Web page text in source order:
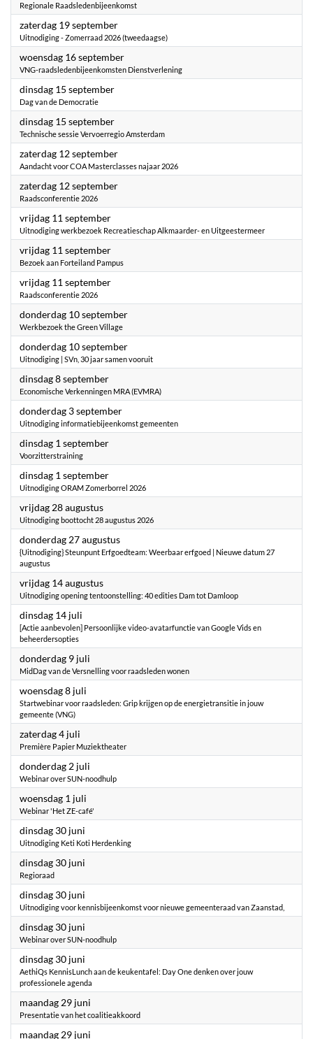
Regionale Raadsledenbijeenkomst
zaterdag 19 september2026
Uitnodiging - Zomerraad 2026 (tweedaagse)
woensdag 16 september2026
VNG-raadsledenbijeenkomsten Dienstverlening
dinsdag 15 september2026
Dag van de Democratie
dinsdag 15 september2026
Technische sessie Vervoerregio Amsterdam
zaterdag 12 september2026
Aandacht voor COA Masterclasses najaar 2026
zaterdag 12 september2026
Raadsconferentie 2026
vrijdag 11 september2026
Uitnodiging werkbezoek Recreatieschap Alkmaarder- en Uitgeestermeer
vrijdag 11 september2026
Bezoek aan Forteiland Pampus
vrijdag 11 september2026
Raadsconferentie 2026
donderdag 10 september2026
Werkbezoek the Green Village
donderdag 10 september2026
Uitnodiging | SVn, 30 jaar samen vooruit
dinsdag 8 september2026
Economische Verkenningen MRA (EVMRA)
donderdag 3 september2026
Uitnodiging informatiebijeenkomst gemeenten
dinsdag 1 september2026
Voorzitterstraining
dinsdag 1 september2026
Uitnodiging ORAM Zomerborrel 2026
vrijdag 28 augustus2026
Uitnodiging boottocht 28 augustus 2026
donderdag 27 augustus2026
{Uitnodiging} Steunpunt Erfgoedteam: Weerbaar erfgoed | Nieuwe datum 27
augustus
vrijdag 14 augustus2026
Uitnodiging opening tentoonstelling: 40 edities Dam tot Damloop
dinsdag 14 juli
[Actie aanbevolen] Persoonlijke video-avatarfunctie van Google Vids en
beheerdersopties
donderdag 9 juli
MidDag van de Versnelling voor raadsleden wonen
woensdag 8 juli
Startwebinar voor raadsleden: Grip krijgen op de energietransitie in jouw
gemeente (VNG)
zaterdag 4 juli
Première Papier Muziektheater
donderdag 2 juli
Webinar over SUN-noodhulp
woensdag 1 juli
Webinar 'Het ZE-café'
dinsdag 30 juni
Uitnodiging Keti Koti Herdenking
dinsdag 30 juni
Regioraad
dinsdag 30 juni
Uitnodiging voor kennisbijeenkomst voor nieuwe gemeenteraad van Zaanstad,
dinsdag 30 juni
Webinar over SUN-noodhulp
dinsdag 30 juni
AethiQs KennisLunch aan de keukentafel: Day One denken over jouw
professionele agenda
maandag 29 juni
Presentatie van het coalitieakkoord
maandag 29 juni